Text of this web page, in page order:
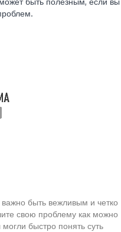
быть вежливым и четко
свою проблему как можно
быстро понять суть